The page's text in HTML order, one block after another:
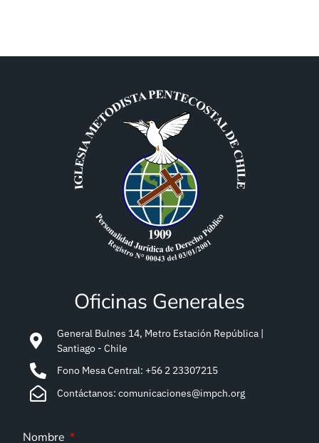
Oficinas Generales
General Bulnes 14, Metro Estación República |
Santiago - Chile
Fono Mesa Central: +56 2 23307215
Contáctanos: comunicaciones@impch.org
Nombre